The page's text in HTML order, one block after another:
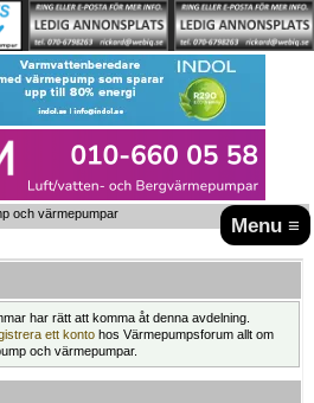
Menu ≡
och värmepumpar
har rätt att komma åt denna avdelning.
ett konto hos Värmepumpsforum allt om
och värmepumpar.